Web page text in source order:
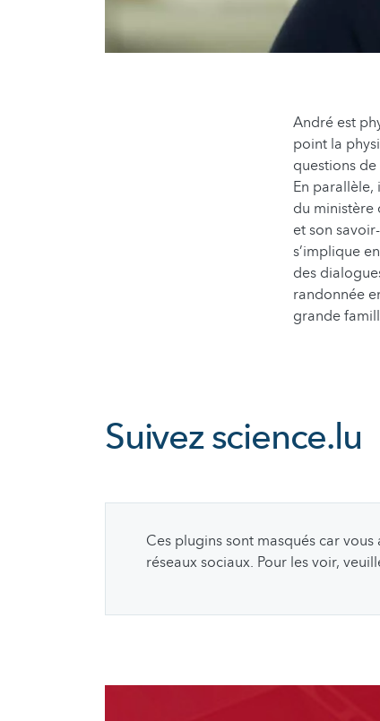
André est
point la
questions
En
du ministère
et son
s’implique
des
randonnée
grande
Suivezscience.lu
Ces plugins sont masqués car
réseaux sociaux. Pour les voir,